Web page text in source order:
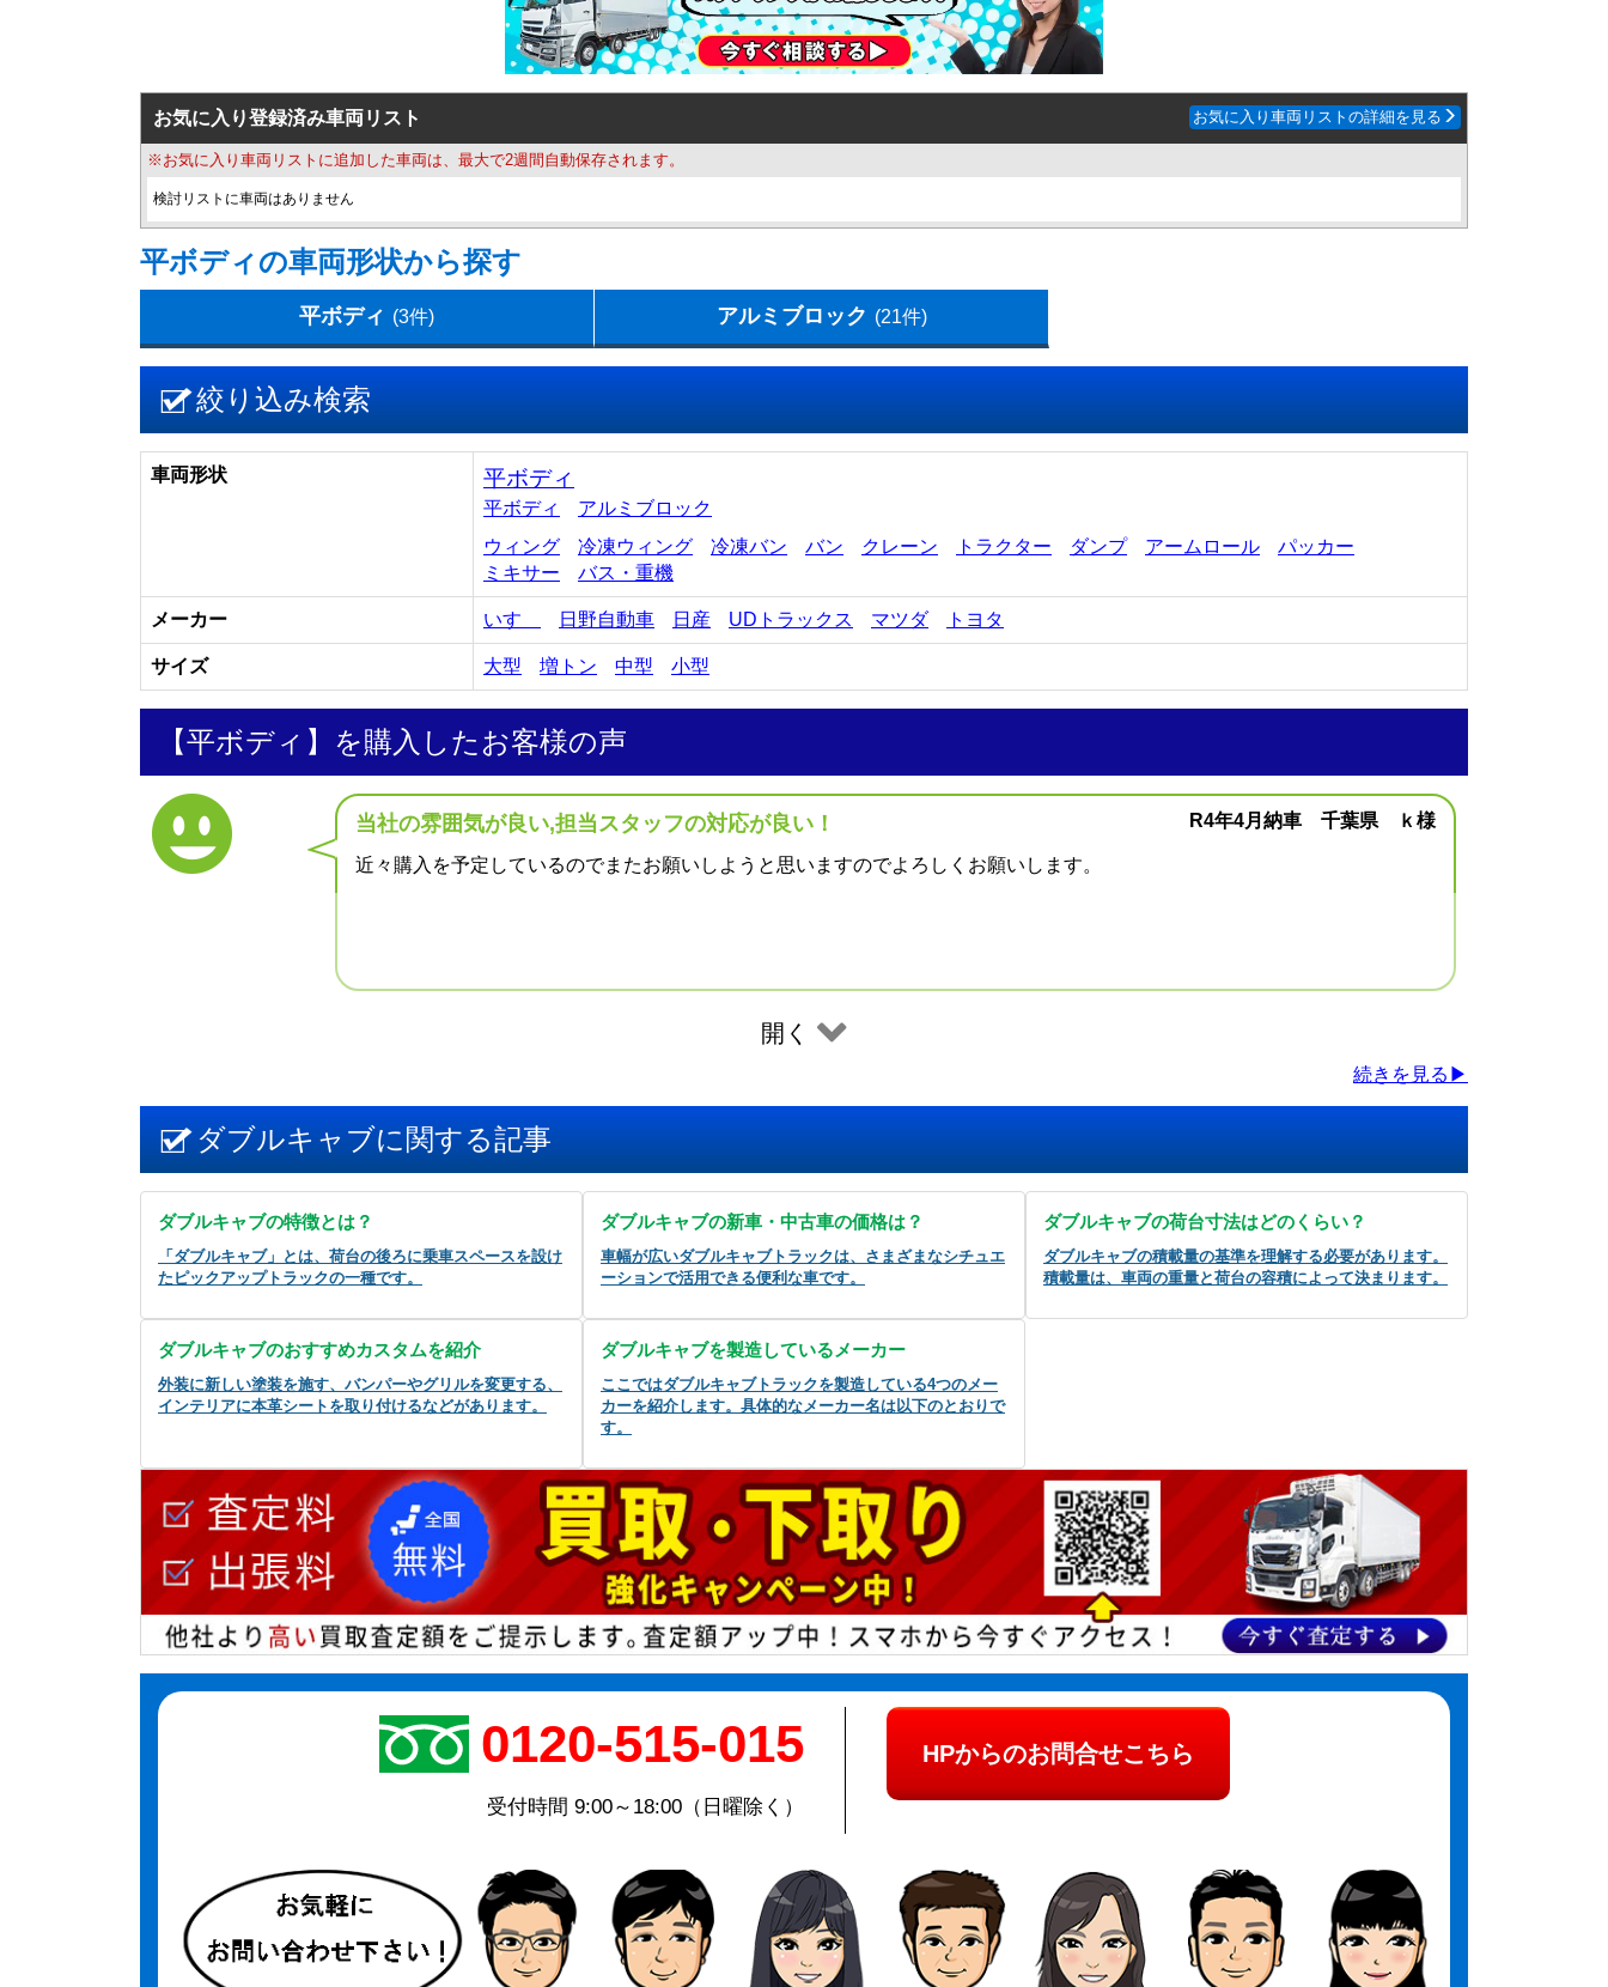
お気に入り登録済み車両リスト お気に入り車両リストの詳細を見る
※お気に入り車両リストに追加した車両は、最大で2週間自動保存されます。
検討リストに車両はありません
平ボディの車両形状から探す
平ボディ (3件) アルミブロック (21件)
絞り込み検索
車両形状 平ボディ
平ボディ
アルミブロック
ウィング
冷凍ウィング 冷凍バン バン クレーン トラクター ダンプ アームロール
パッカー
ミキサー
バス・重機
メーカー いすゞ 日野自動車 日産 UDトラックス マツダ トヨタ
サイズ 大型 増トン 中型 小型
【平ボディ】を購入したお客様の声
当社の雰囲気が良い,担当スタッフの対応が良い！ R4年4月納車 千葉県 ｋ様
近々購入を予定しているのでまたお願いしようと思いますのでよろしくお願いします。
開く
続きを見る▶
ダブルキャブに関する記事
ダブルキャブの特徴とは？
「ダブルキャブ」とは、荷台の後ろに乗車スペースを設け
たピックアップトラックの一種です。
ダブルキャブの新車・中古車の価格は？
車幅が広いダブルキャブトラックは、さまざまなシチュエ
ーションで活用できる便利な車です。
ダブルキャブの荷台寸法はどのくらい？
ダブルキャブの積載量の基準を理解する必要があります。
積載量は、車両の重量と荷台の容積によって決まります。
ダブルキャブのおすすめカスタムを紹介
外装に新しい塗装を施す、バンパーやグリルを変更する、
インテリアに本革シートを取り付けるなどがあります。
ダブルキャブを製造しているメーカー
ここではダブルキャブトラックを製造している4つのメー
カーを紹介します。具体的なメーカー名は以下のとおりで
す。
0120-515-015
受付時間 9:00～18:00（日曜除く）
HPからのお問合せこちら